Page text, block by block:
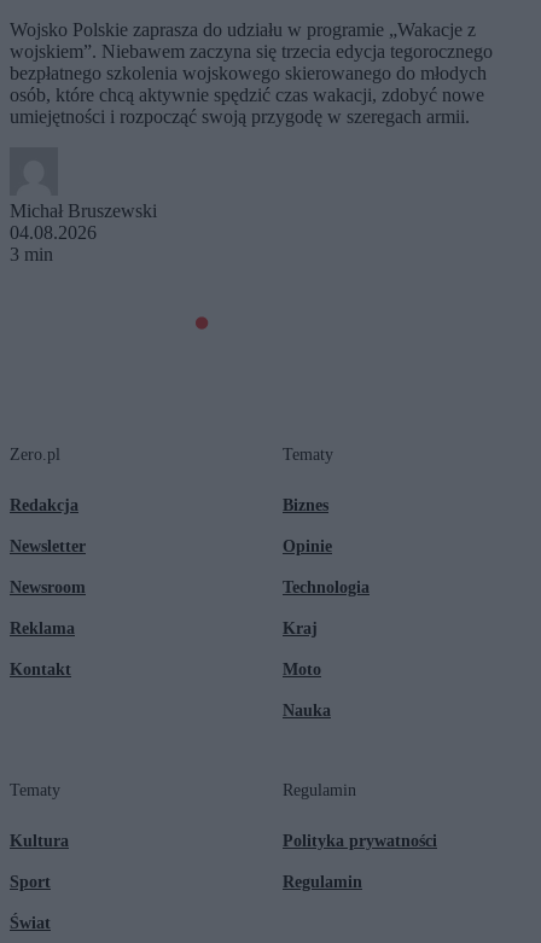
Wojsko Polskie zaprasza do udziału w programie „Wakacje z
wojskiem”. Niebawem zaczyna się trzecia edycja tegorocznego
bezpłatnego szkolenia wojskowego skierowanego do młodych
osób, które chcą aktywnie spędzić czas wakacji, zdobyć nowe
umiejętności i rozpocząć swoją przygodę w szeregach armii.
Michał Bruszewski
04.08.2026
3 min
Zero.pl
Redakcja
Newsletter
Newsroom
Reklama
Kontakt
Tematy
Biznes
Opinie
Technologia
Kraj
Moto
Nauka
Tematy
Kultura
Sport
Świat
Regulamin
Polityka prywatności
Regulamin